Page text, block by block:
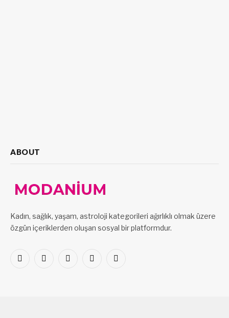
ABOUT
Kadın, sağlık, yaşam, astroloji kategorileri ağırlıklı olmak üzere
özgün içeriklerden oluşan sosyal bir platformdur.
Facebook
X
PinterestLinkedInVKontakte